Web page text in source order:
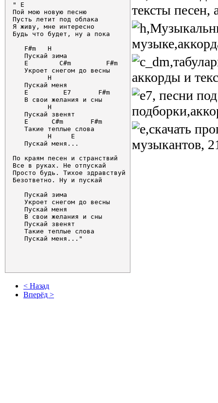
" E
Пой мою новую песню
Пусть летит под облака
Я живу, мне интересно
Будь что будет, ну а пока
   F#m   H
   Пускай зима
   E        C#m         F#m
   Укроет снегом до весны
         H
   Пускай меня
   E         E7       F#m
   В свои желания и сны
         H
   Пускай звенят
   E      C#m       F#m
   Такие теплые слова
         H     E
   Пускай меня...
По краям песен и странствий
Все в руках. Не отпускай
Просто будь. Тихое здравствуй
Безответно. Ну и пускай
   Пускай зима
   Укроет снегом до весны
   Пускай меня
   В свои желания и сны
   Пускай звенят
   Такие теплые слова
   Пускай меня..."
< Назад
Вперёд >